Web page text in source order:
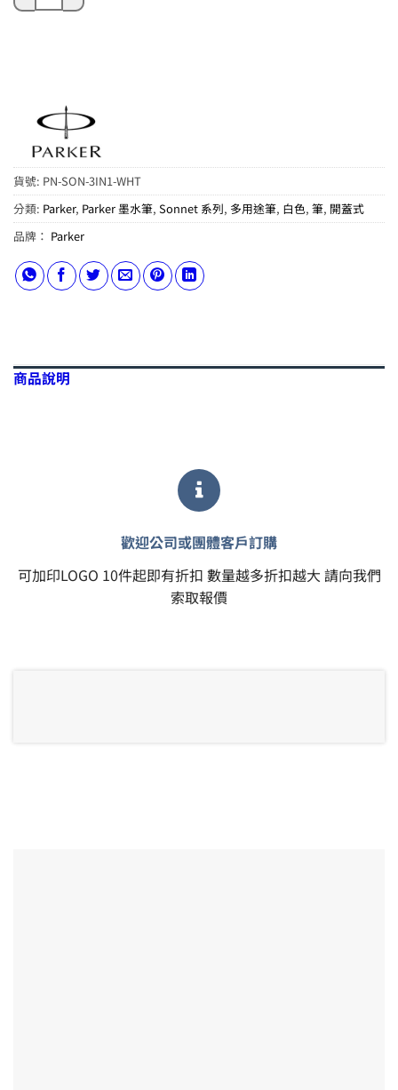
貨號: PN-SON-3IN1-WHT
分類: Parker, Parker 墨水筆, Sonnet 系列, 多用途筆, 白色, 筆, 開蓋式
品牌： Parker
商品說明
歡迎公司或團體客戶訂購
可加印LOGO 10件起即有折扣 數量越多折扣越大 請向我們
索取報價